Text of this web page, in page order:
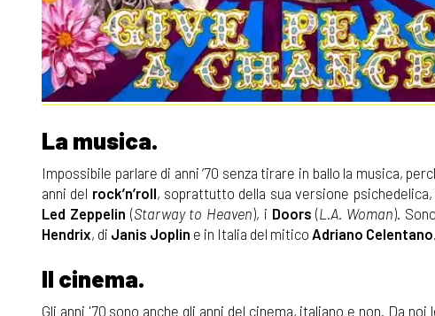
La musica.
Impossibile parlare di anni ‘70 senza tirare in ballo la musica,
anni del rock’n’roll, soprattutto della sua versione
Led Zeppelin (Starway to Heaven), i Doors (L.A. Woman).
Hendrix, di Janis Joplin e in Italia del mitico Adriano Celentano
Il cinema.
Gli anni '70 sono anche gli anni del cinema, italiano e non. Da